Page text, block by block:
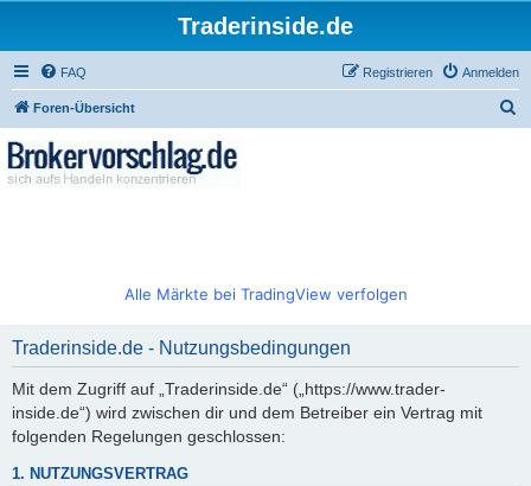
Traderinside.de
FAQ Anmelden
Registrieren
Foren-Übersicht
Alle Märkte bei TradingView verfolgen
Traderinside.de - Nutzungsbedingungen
Mit dem Zugriff auf „Traderinside.de“ („https://www.trader-
inside.de“) wird zwischen dir und dem Betreiber ein Vertrag mit
folgenden Regelungen geschlossen:
1. NUTZUNGSVERTRAG